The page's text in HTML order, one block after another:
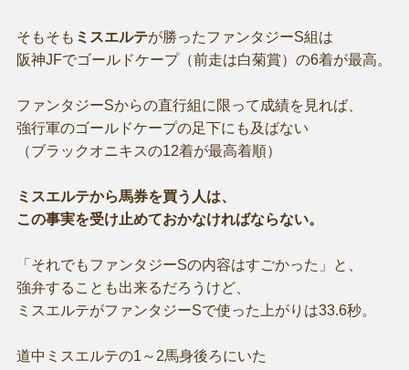
そもそも ミスエルテが勝ったファンタジーS組は
阪神JFでゴールドケープ（前走は白菊賞）の6着が最高。
ファンタジーSからの直行組に限って成績を見れば、
強行軍のゴールドケープの足下にも及ばない
（ブラックオニキスの12着が最高着順）
ミスエルテから馬券を買う人は、
この事実を受け止めておかなければならない。
「それでもファンタジーSの内容はすごかった」と、
強弁することも出来るだろうけど、
ミスエルテがファンタジーSで使った上がりは33.6秒。
道中ミスエルテの1～2馬身後ろにいた